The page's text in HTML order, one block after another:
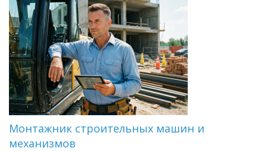
Монтажник строительных машин и
механизмов